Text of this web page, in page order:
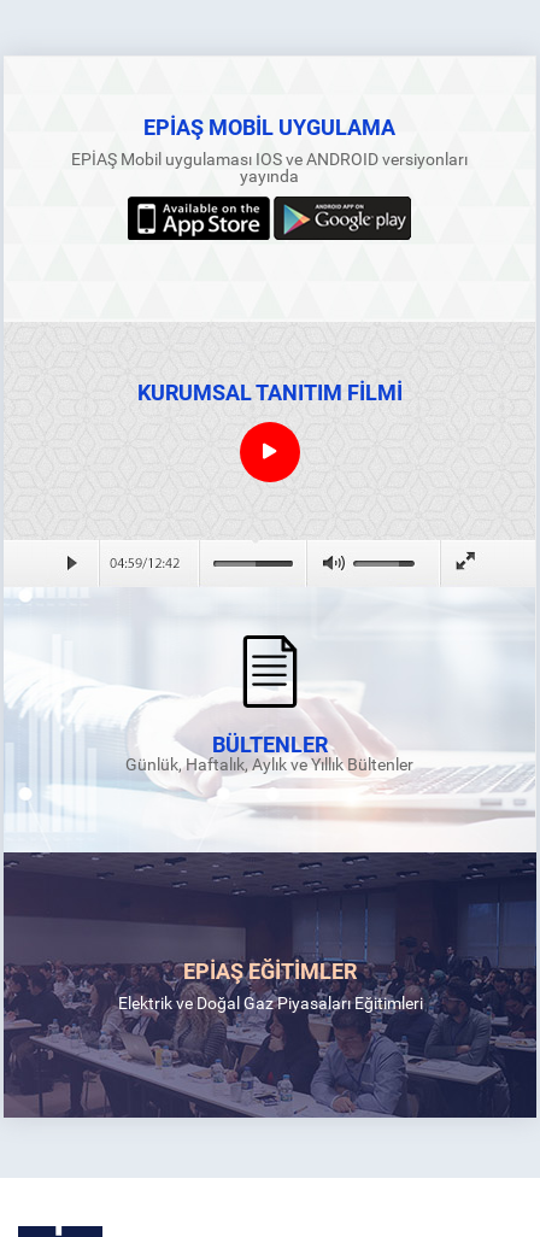
EPİAŞ MOBİL UYGULAMA
EPİAŞ Mobil uygulaması IOS ve ANDROID versiyonları
yayında
KURUMSAL TANITIM FİLMİ
BÜLTENLER
Günlük, Haftalık, Aylık ve Yıllık Bültenler
EPİAŞ EĞİTİMLER
Elektrik ve Doğal Gaz Piyasaları Eğitimleri